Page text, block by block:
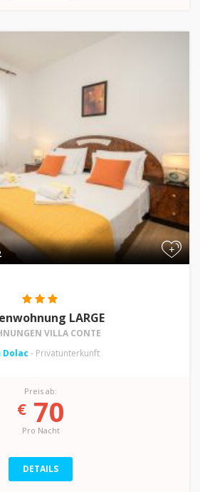
+
LARGE
VILLA CONTE
Dolac - Privatunterkunft
Preis ab:
€70
Pro Nacht
DETAILS